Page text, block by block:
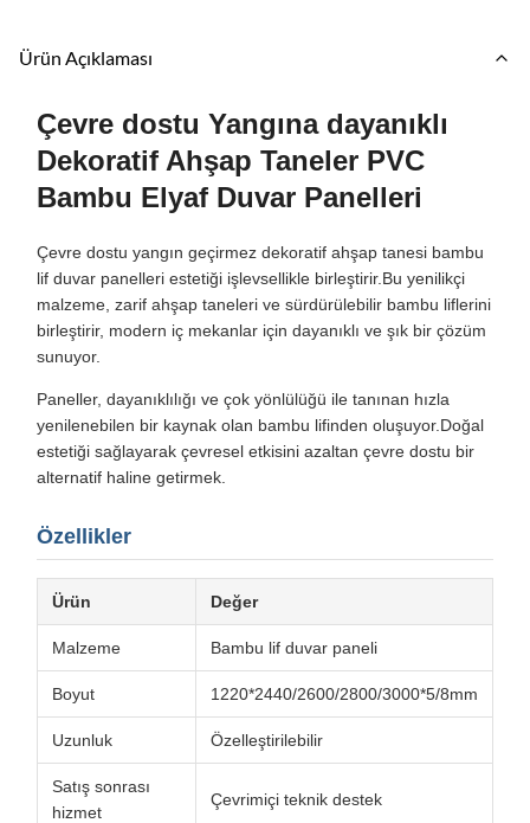
Ürün Açıklaması
Çevre dostu Yangına dayanıklı
Dekoratif Ahşap Taneler PVC
Bambu Elyaf Duvar Panelleri
Çevre dostu yangın geçirmez dekoratif ahşap tanesi bambu
lif duvar panelleri estetiği işlevsellikle birleştirir.Bu yenilikçi
malzeme, zarif ahşap taneleri ve sürdürülebilir bambu liflerini
birleştirir, modern iç mekanlar için dayanıklı ve şık bir çözüm
sunuyor.
Paneller, dayanıklılığı ve çok yönlülüğü ile tanınan hızla
yenilenebilen bir kaynak olan bambu lifinden oluşuyor.Doğal
estetiği sağlayarak çevresel etkisini azaltan çevre dostu bir
alternatif haline getirmek.
Özellikler
Ürün Değer
Malzeme Bambu lif duvar paneli
Boyut 1220*2440/2600/2800/3000*5/8mm
Uzunluk Özelleştirilebilir
Satış sonrası
hizmet
Çevrimiçi teknik destek